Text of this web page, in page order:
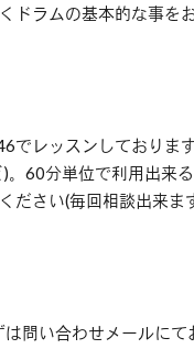
ドラムの基本的な事を
でレッスンしておりま
。60分単位で利用出来
ださい(毎回相談出来ま
問い合わせメールに